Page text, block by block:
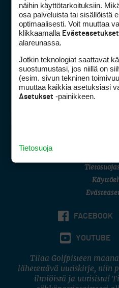
Golfpiste
Golfpisteen
DSA
(digi)
FACEBOOK
YOUTUBE
Tilaa Golfpisteen
lähetettävä uutiskirje, niin
ilmiöistä ja uutisista!
näihin käyttötarkoituksiin.
osa palveluista tai sisällöistä
optimaalisesti. Voit muuttaa
klikkaamalla Evästeasetukset
alareunassa.
Jotkin teknologiat saattavat
suostumustasi, jos niillä on
(esim. sivun tekninen
muuttaa kaikkia asetuksiasi
Asetukset -painikkeen.
Tietosuoja